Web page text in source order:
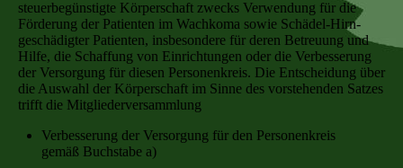
steuerbegünstigte Körperschaft zwecks Verwendung für die
Förderung der Patienten im Wachkoma sowie Schädel-Hirn-
geschädigter Patienten, insbesondere für deren Betreuung und
Hilfe, die Schaffung von Einrichtungen oder die Verbesserung
der Versorgung für diesen Personenkreis. Die Entscheidung über
die Auswahl der Körperschaft im Sinne des vorstehenden Satzes
trifft die Mitgliederversammlung
Verbesserung der Versorgung für den Personenkreis
gemäß Buchstabe a)